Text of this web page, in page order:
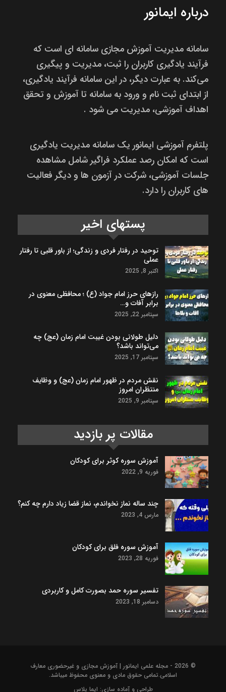
درباره ایمانور
سامانه مدیریت آموزش مجازی سامانه ای است که
فرآیند یادگیری کاربران را ثبت، مدیریت و پیگیری
می‌کند. به عبارت دیگر، در این سامانه فرآیند یادگیری،
از ابتدای ثبت نام و ورود به سامانه تا آموزش و تحقق
اهداف آموزشی، مدیریت می شود .
پلتفرم آموزشی ایمانور یک سامانه مدیریت یادگیری
است که امکان رصد عملکرد فراگیر شامل مشاهده
جلسات آموزشی، شرکت در آزمون ها و دیگر فعالیت
های کاربران را دارد.
پستهای اخیر
توحید در رفتار فردی و زندگی؛ از باور قلبی تا رفتار
عملی
اکتبر 8, 2025
رازهای حرز امام جواد (ع) ؛ محافظی معنوی در
برابر آفات و…
سپتامبر 22, 2025
دلیل طولانی بودن غیبت امام زمان (عج) چه
می‌تواند باشد؟
سپتامبر 17, 2025
نقش مردم در ظهور امام زمان (عج) و وظایف
منتظران امروز
سپتامبر 9, 2025
مقالات پر بازدید
آموزش سوره کوثر برای کودکان
فوریه 9, 2022
چند ساله نماز نخواندم، نماز قضا زیاد دارم چه کنم؟
مارس 4, 2023
آموزش سوره فلق برای کودکان
فوریه 28, 2023
تفسیر سوره حمد بصورت کامل و کاربردی
دسامبر 18, 2023
© 2026 - مجله علمی ایمانور | آموزش مجازی و غیرحضوری معارف
اسلامی.تمامی حقوق مادی و معنوی محفوظ میباشد.
طراحی و آماده سازی: ایما پلاس